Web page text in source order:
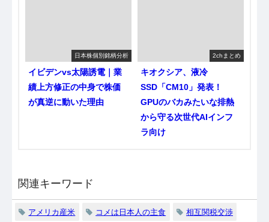
日本株個別銘柄分析
イビデンvs太陽誘電｜業
績上方修正の中身で株価
が真逆に動いた理由
2chまとめ
キオクシア、液冷
SSD「CM10」発表！
GPUのバカみたいな排熱
から守る次世代AIインフ
ラ向け
関連キーワード
アメリカ産米 コメは日本人の主食 相互関税交渉